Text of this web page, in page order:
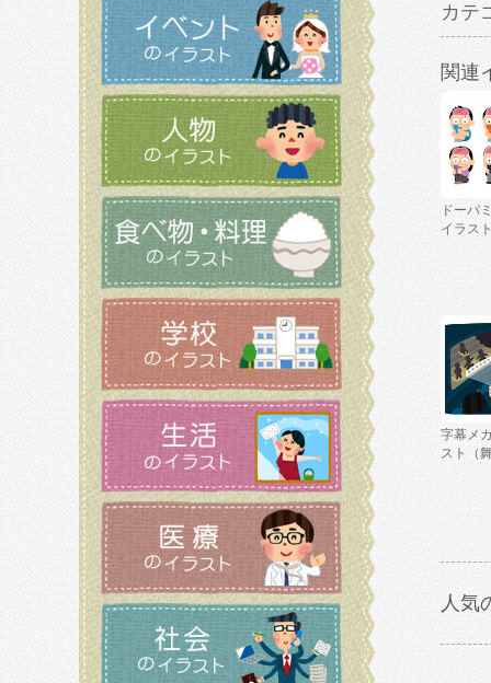
カテ
関連
ドーパ
イラス
字幕メ
スト（
人気